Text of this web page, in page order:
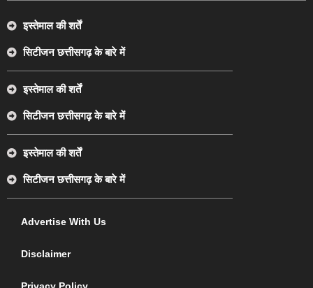
इस्तेमाल की शर्तें
सिटीजन छत्तीसगढ़ के बारे में
इस्तेमाल की शर्तें
सिटीजन छत्तीसगढ़ के बारे में
इस्तेमाल की शर्तें
सिटीजन छत्तीसगढ़ के बारे में
Advertise With Us
Disclaimer